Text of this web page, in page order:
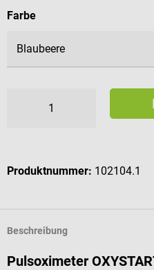
Farbeauswählen
Produktnummer: 102104.1
Beschreibung
Pulsoximeter